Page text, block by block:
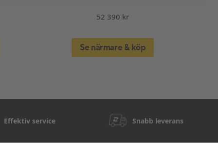
52 390 kr
Se närmare & köp
Effektiv service Snabb leverans